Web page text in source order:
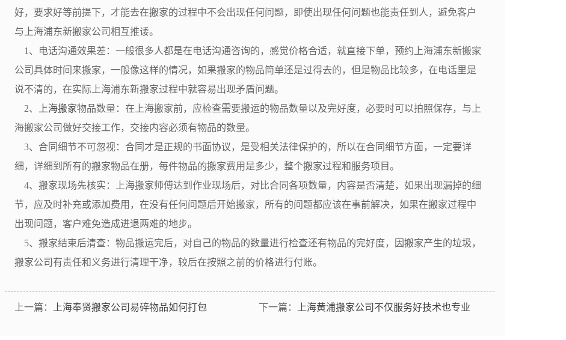
好，要求好等前提下，才能去在搬家的过程中不会出现任何问题，即使出现任何问题也能责任到人，避免客户
与上海浦东新搬家公司相互推诿。
1、电话沟通效果差：一般很多人都是在电话沟通咨询的，感觉价格合适，就直接下单，预约上海浦东新搬家
公司具体时间来搬家，一般像这样的情况，如果搬家的物品简单还是过得去的，但是物品比较多，在电话里是
说不清的，在实际上海浦东新搬家过程中就容易出现矛盾问题。
2、
上海搬家物品数量：在上海搬家前，应检查需要搬运的物品数量以及完好度，必要时可以拍照保存，与上
海搬家公司做好交接工作，交接内容必须有物品的数量。
3、合同细节不可忽视：合同才是正规的书面协议，是受相关法律保护的，所以在合同细节方面，一定要详
细，详细到所有的搬家物品在册，每件物品的搬家费用是多少，整个搬家过程和服务项目。
4、搬家现场先核实：上海搬家师傅达到作业现场后，对比合同各项数量，内容是否清楚，如果出现漏掉的细
节，应及时补充或添加费用，在没有任何问题后开始搬家，所有的问题都应该在事前解决，如果在搬家过程中
出现问题，客户难免造成进退两难的地步。
5、搬家结束后清查：物品搬运完后，对自己的物品的数量进行检查还有物品的完好度，因搬家产生的垃圾，
搬家公司有责任和义务进行清理干净，较后在按照之前的价格进行付账。
上一篇： 上海奉贤搬家公司易碎物品如何打包 下一篇： 上海黄浦搬家公司不仅服务好技术也专业